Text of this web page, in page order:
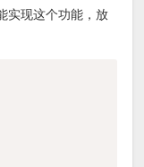
实现这个功能，放